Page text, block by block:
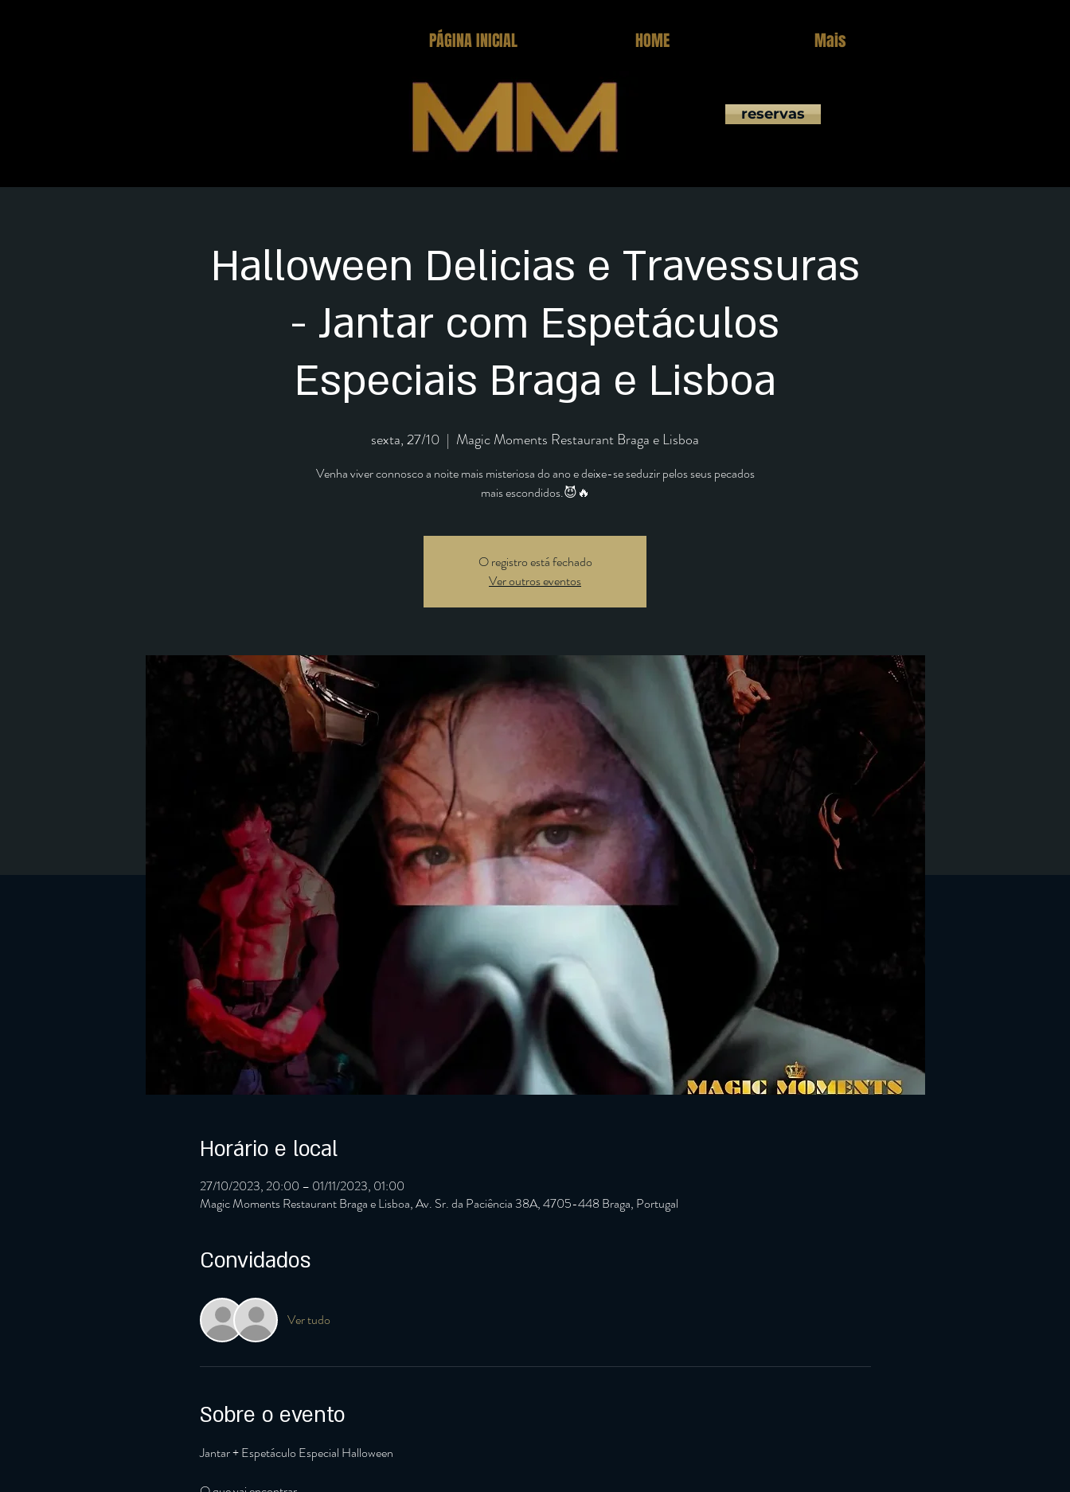
PÁGINA INICIAL HOME Mais
reservas
Halloween Delicias e Travessuras
- Jantar com Espetáculos
Especiais Braga e Lisboa
sexta, 27/10
  |
Magic Moments Restaurant Braga e Lisboa
Venha viver connosco a noite mais misteriosa do ano e deixe-se seduzir pelos seus pecados
mais escondidos.😈🔥
O registro está fechado
Ver outros eventos
Horário e local
27/10/2023, 20:00 – 01/11/2023, 01:00
Magic Moments Restaurant Braga e Lisboa, Av. Sr. da Paciência 38A, 4705-448 Braga, Portugal
Convidados
Ver tudo
Sobre o evento
Jantar + Espetáculo Especial Halloween